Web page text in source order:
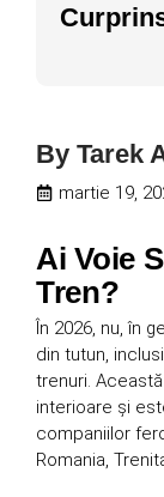
By Tarek
martie 19,
Ai Voie
Tren?
În 2026, nu, în
din tutun,
trenuri.
interioare și
companiilor
Romania,